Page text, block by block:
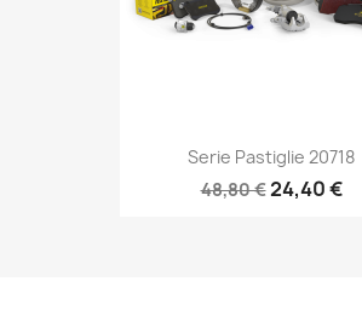
Serie Pastiglie 20718
48,80 €24,40 €